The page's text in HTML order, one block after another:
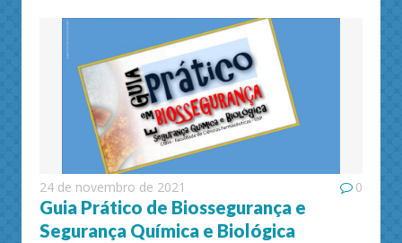
24 de novembro de 2021 0
Guia Prático de Biossegurança e
Segurança Química e Biológica